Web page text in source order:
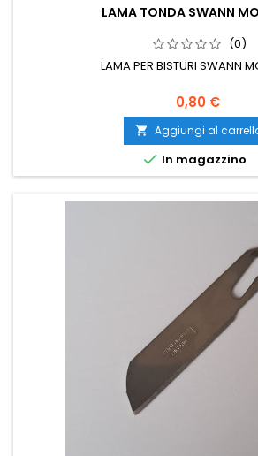
LAMA TONDA SWANN
(0)
LAMA PER BISTURI SWANN
0,80 €
 Aggiungi al
 In magazzino